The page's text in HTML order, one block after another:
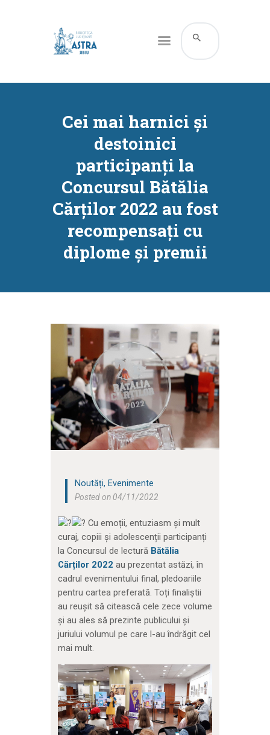
Cei mai harnici și
destoinici
participanți la
Concursul Bătălia
Cărților 2022 au fost
recompensați cu
diplome și premii
CATALOG ONLINE
RESURSE
SERVICII
INFORMAȚII UTILE
BLOG
CONTACT
CONTUL MEU
Noutăți, Evenimente
Posted on 04/11/2022
Cu emoții, entuziasm și mult
curaj, copiii și adolescenții participanți
la Concursul de lectură Bătălia
Cărților 2022 au prezentat astăzi, în
cadrul evenimentului final, pledoariile
pentru cartea preferată. Toți finaliștii
au reușit să citească cele zece volume
și au ales să prezinte publicului și
juriului volumul pe care l-au îndrăgit cel
mai mult.